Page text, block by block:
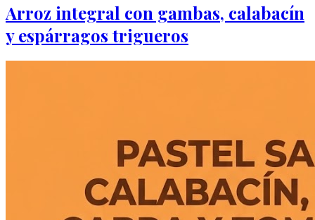
Arroz integral con gambas, calabacín
y espárragos trigueros